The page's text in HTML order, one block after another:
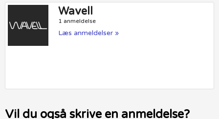
Wavell
1 anmeldelse
Læs anmeldelser »
Vil du også skrive en anmeldelse?